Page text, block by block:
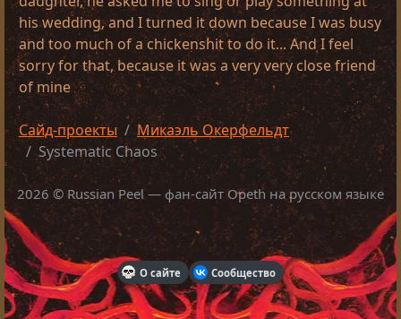
his wedding, and I turned it down because I was busy
and too much of a chickenshit to do it... And I feel
sorry for that, because it was a very very close friend
of mine
Сайд-проекты
Микаэль Окерфельдт
Systematic Chaos
2026 © Russian Peel — фан-сайт Opeth на русском языке
О сайте Сообщество